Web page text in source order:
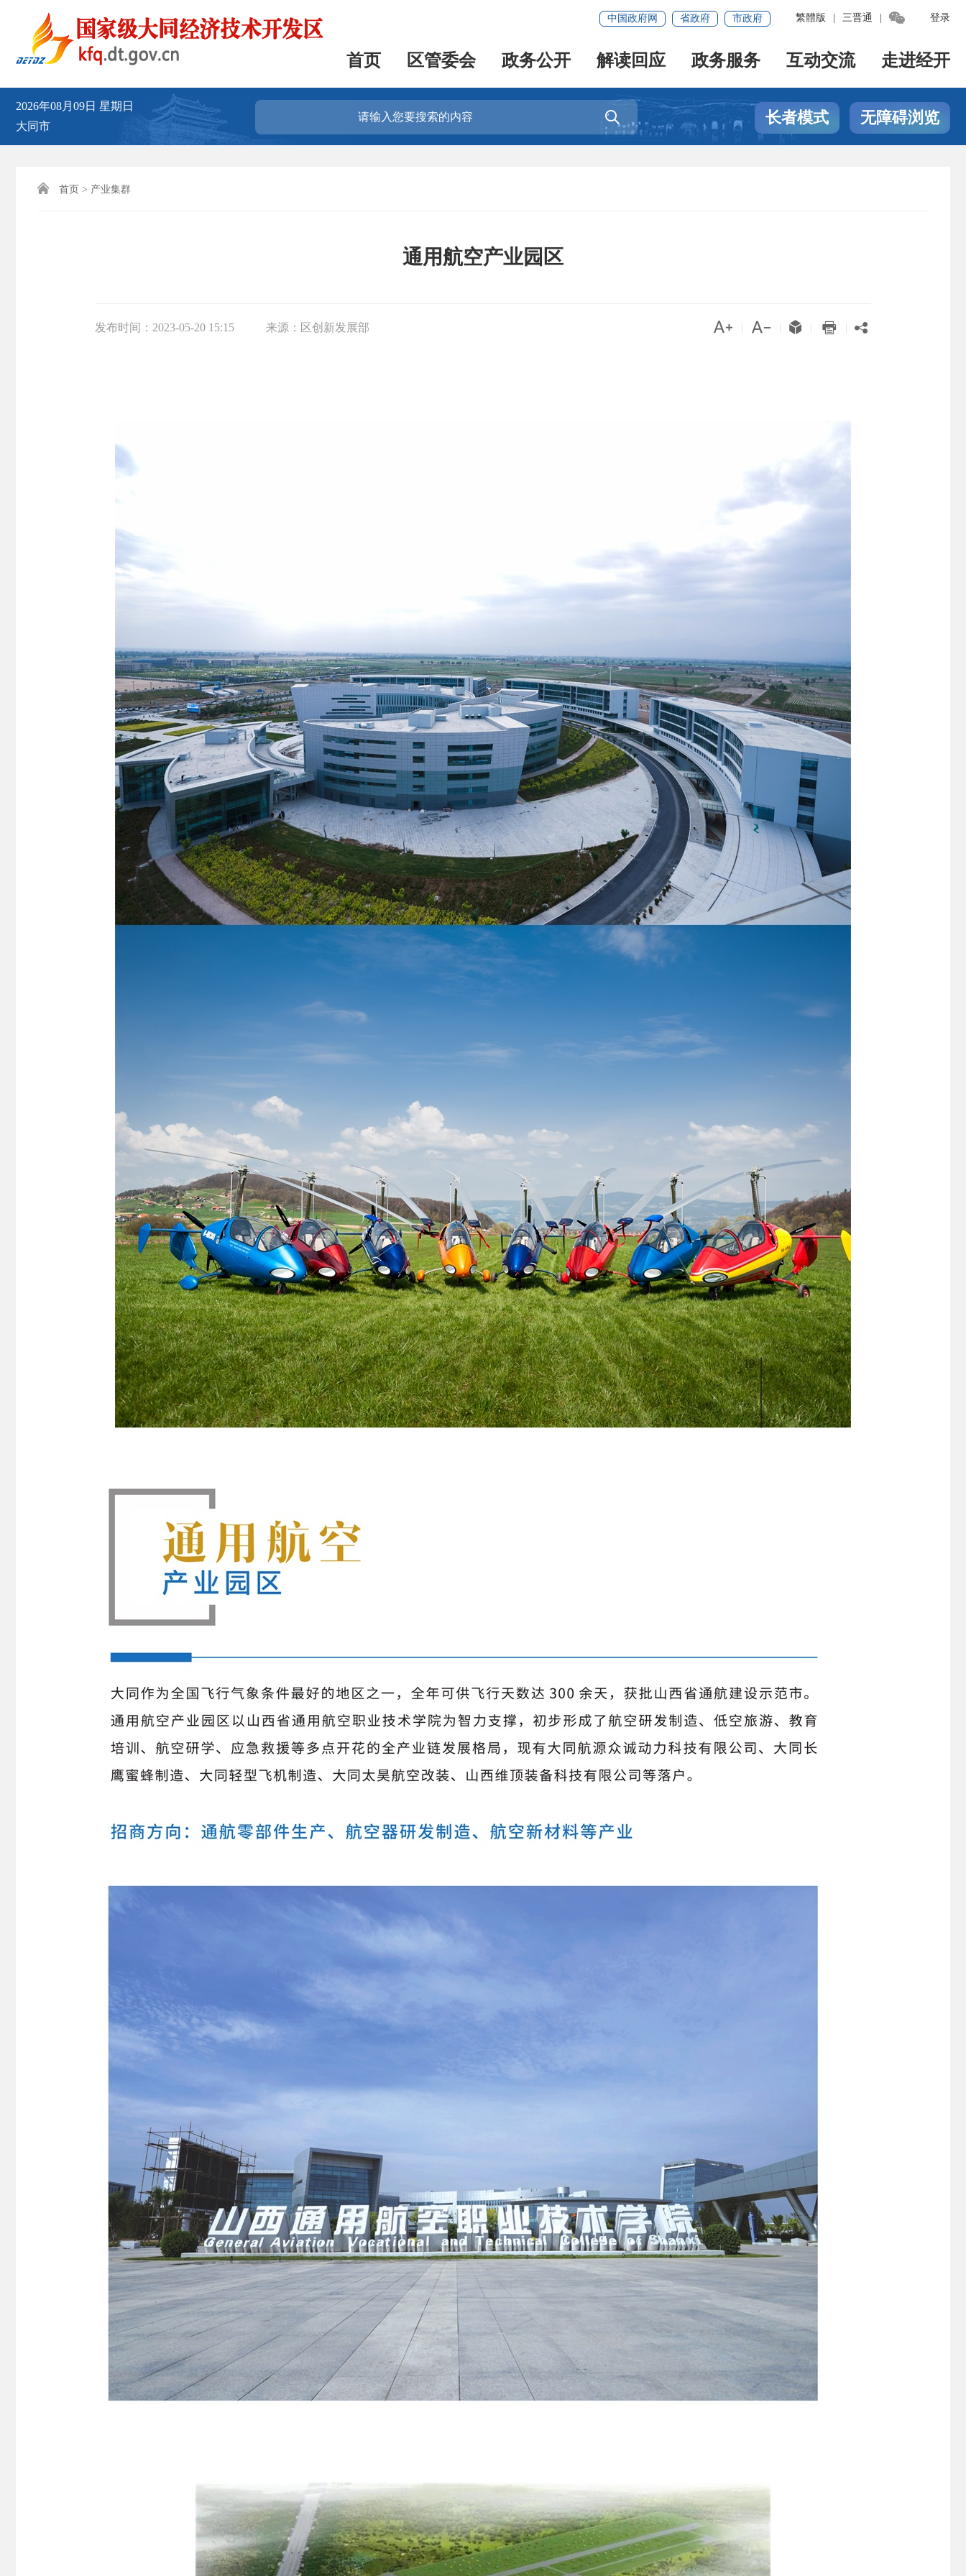
登录
繁體版 三晋通 
中国政府网 省政府 市政府
首页 区管委会 政务公开 解读回应 政务服务 互动交流 走进经开
2026年08月09日 星期日
大同市
 长者模式 无障碍浏览
 首页 > 产业集群
通用航空产业园区
发布时间： 2023-05-20 15:15 来源： 区创新发展部     